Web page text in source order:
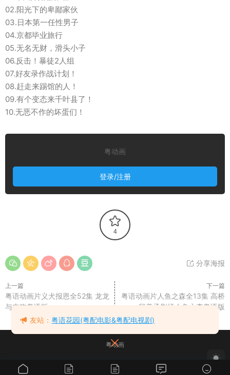
02.阳光下的卑鄙家伙
03.日本第一任性男子
04.京都毕业旅行
05.无名无财，滑头小子
06.反击！暴徒2人组
07.好友录作战计划！
08.赶走来踢馆的人！
09.有个变态来千叶县了！
10.无恶不作的坏蛋们！
粤动画
登录/注册
4
分享海报
上一篇
粤语动画片义犬报恩全52集 龙龙
与忠狗粤语版
下一篇
粤语动画片人鱼之森全13集 高桥
留美子剧场人鱼之森粤语版
粤动画
友站：粤语花园(粤配电影&粤配电视剧)